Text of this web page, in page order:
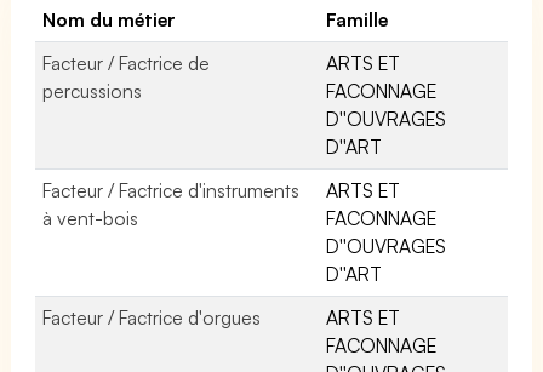
Nom du métier
Famille
Facteur / Factrice de
percussions
ARTS ET
FACONNAGE
D''OUVRAGES
D''ART
Facteur / Factrice d'instruments
à vent-bois
ARTS ET
FACONNAGE
D''OUVRAGES
D''ART
Facteur / Factrice d'orgues
ARTS ET
FACONNAGE